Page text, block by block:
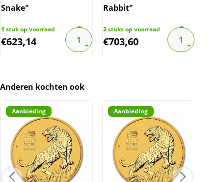
Snake"
1 stuk op voorraad
€623,14
Rabbit"
2stuks op voorraad
€703,60
Anderen kochten ook
Aanbieding Aanbieding